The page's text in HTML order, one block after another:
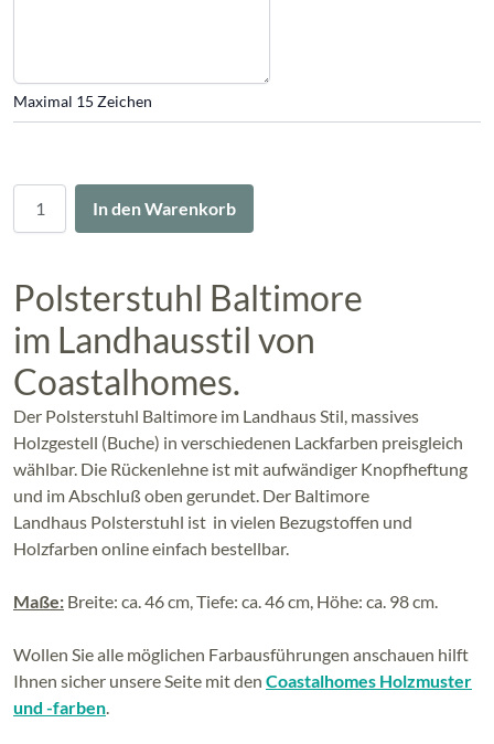
In den Warenkorb
Maximal 15 Zeichen
Polsterstuhl Baltimore
im Landhausstil von
Coastalhomes.
Der Polsterstuhl Baltimore im Landhaus Stil, massives
Holzgestell (Buche) in verschiedenen Lackfarben preisgleich
wählbar. Die Rückenlehne ist mit aufwändiger Knopfheftung
und im Abschluß oben gerundet. Der Baltimore
Landhaus Polsterstuhl ist in vielen Bezugstoffen und
Holzfarben online einfach bestellbar.
Maße: Breite: ca. 46 cm, Tiefe: ca. 46 cm, Höhe: ca. 98 cm.
Wollen Sie alle möglichen Farbausführungen anschauen hilft
Ihnen sicher unsere Seite mit den Coastalhomes Holzmuster
und -farben.